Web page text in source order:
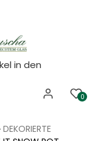
in den
0
DEKORIERTE